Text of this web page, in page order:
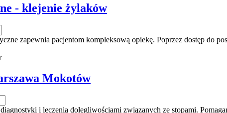
- klejenie żylaków
zapewnia pacjentom kompleksową opiekę. Poprzez dostęp do
Mokotów
i leczenia dolegliwościami związanych ze stopami.